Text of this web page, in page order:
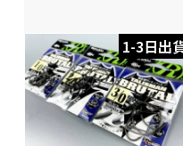
1-3日出